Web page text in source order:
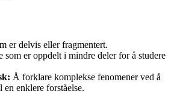
er delvis eller fragmentert.
som er oppdelt i mindre deler for å studere
Å forklare komplekse fenomener ved å
en enklere forståelse.